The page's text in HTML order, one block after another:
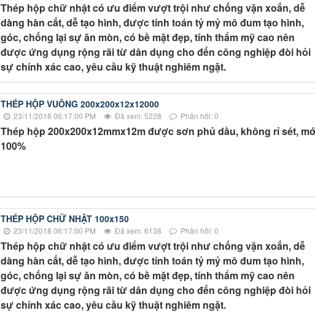
Thép hộp chữ nhật có ưu điểm vượt trội như chống vặn xoắn, dễ
dàng hàn cắt, dễ tạo hình, được tính toán tỷ mỷ mô đum tạo hình,
góc, chống lại sự ăn mòn, có bề mặt đẹp, tính thẩm mỹ cao nên
được ứng dụng rộng rãi từ dân dụng cho đến công nghiệp đòi hỏi
sự chính xác cao, yêu cầu kỹ thuật nghiêm ngặt.
THÉP HỘP VUÔNG 200x200x12x12000
23/11/2018 06:17:00 PM Đã xem: 5228 Phản hồi: 0
Thép hộp 200x200x12mmx12m được sơn phủ dầu, không rỉ sét,
100%
THÉP HỘP CHỮ NHẬT 100x150
23/11/2018 06:17:00 PM Đã xem: 6138 Phản hồi: 0
Thép hộp chữ nhật có ưu điểm vượt trội như chống vặn xoắn, dễ
dàng hàn cắt, dễ tạo hình, được tính toán tỷ mỷ mô đum tạo hình,
góc, chống lại sự ăn mòn, có bề mặt đẹp, tính thẩm mỹ cao nên
được ứng dụng rộng rãi từ dân dụng cho đến công nghiệp đòi hỏi
sự chính xác cao, yêu cầu kỹ thuật nghiêm ngặt.